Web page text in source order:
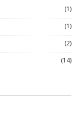
(1)
(1)
(2)
(14)